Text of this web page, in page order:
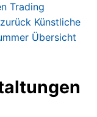
Trading
Künstliche
Übersicht